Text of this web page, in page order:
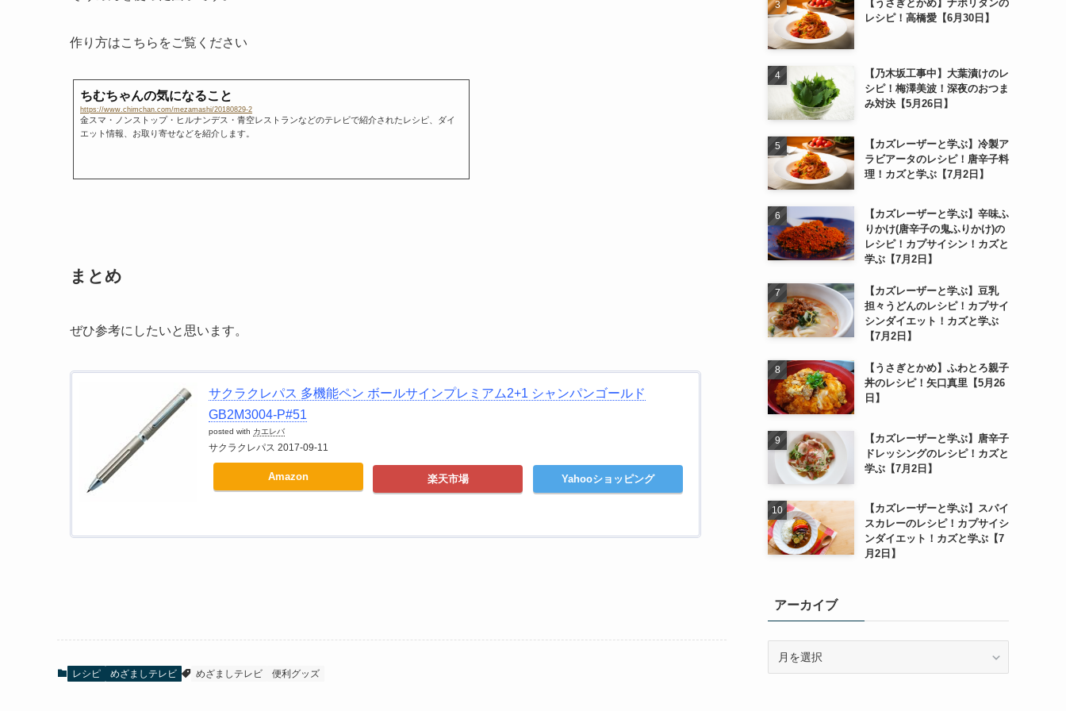
作り方はこちらをご覧ください
ちむちゃんの気になること
https://www.chimchan.com/mezamashi/20180829-2
金スマ・ノンストップ・ヒルナンデス・青空レストランなどのテレビで紹介されたレシピ、ダイ
エット情報、お取り寄せなどを紹介します。
まとめ
ぜひ参考にしたいと思います。
サクラクレパス 多機能ペン ボールサインプレミアム2+1 シャンパンゴールド
GB2M3004-P#51
posted with カエレバ
サクラクレパス 2017-09-11
Amazon 楽天市場 Yahooショッピング
レシピ めざましテレビ めざましテレビ 便利グッズ
【うさぎとかめ】ナポリタンの
レシピ！高橋愛【6月30日】
【乃木坂工事中】大葉漬けのレ
シピ！梅澤美波！深夜のおつま
み対決【5月26日】
【カズレーザーと学ぶ】冷製ア
ラビアータのレシピ！唐辛子料
理！カズと学ぶ【7月2日】
【カズレーザーと学ぶ】辛味ふ
りかけ(唐辛子の鬼ふりかけ)の
レシピ！カプサイシン！カズと
学ぶ【7月2日】
【カズレーザーと学ぶ】豆乳
担々うどんのレシピ！カプサイ
シンダイエット！カズと学ぶ
【7月2日】
【うさぎとかめ】ふわとろ親子
丼のレシピ！矢口真里【5月26
日】
【カズレーザーと学ぶ】唐辛子
ドレッシングのレシピ！カズと
学ぶ【7月2日】
【カズレーザーと学ぶ】スパイ
スカレーのレシピ！カプサイシ
ンダイエット！カズと学ぶ【7
月2日】
アーカイブ